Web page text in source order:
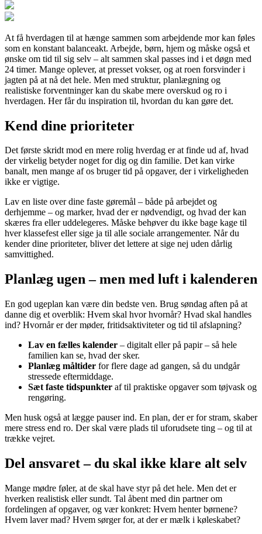
At få hverdagen til at hænge sammen som arbejdende mor kan føles
som en konstant balanceakt. Arbejde, børn, hjem og måske også et
ønske om tid til sig selv – alt sammen skal passes ind i et døgn med
24 timer. Mange oplever, at presset vokser, og at roen forsvinder i
jagten på at nå det hele. Men med struktur, planlægning og
realistiske forventninger kan du skabe mere overskud og ro i
hverdagen. Her får du inspiration til, hvordan du kan gøre det.
Kend dine prioriteter
Det første skridt mod en mere rolig hverdag er at finde ud af, hvad
der virkelig betyder noget for dig og din familie. Det kan virke
banalt, men mange af os bruger tid på opgaver, der i virkeligheden
ikke er vigtige.
Lav en liste over dine faste gøremål – både på arbejdet og
derhjemme – og marker, hvad der er nødvendigt, og hvad der kan
skæres fra eller uddelegeres. Måske behøver du ikke bage kage til
hver klassefest eller sige ja til alle sociale arrangementer. Når du
kender dine prioriteter, bliver det lettere at sige nej uden dårlig
samvittighed.
Planlæg ugen – men med luft i kalenderen
En god ugeplan kan være din bedste ven. Brug søndag aften på at
danne dig et overblik: Hvem skal hvor hvornår? Hvad skal handles
ind? Hvornår er der møder, fritidsaktiviteter og tid til afslapning?
Lav en fælles kalender – digitalt eller på papir – så hele
familien kan se, hvad der sker.
Planlæg måltider for flere dage ad gangen, så du undgår
stressede eftermiddage.
Sæt faste tidspunkter af til praktiske opgaver som tøjvask og
rengøring.
Men husk også at lægge pauser ind. En plan, der er for stram, skaber
mere stress end ro. Der skal være plads til uforudsete ting – og til at
trække vejret.
Del ansvaret – du skal ikke klare alt selv
Mange mødre føler, at de skal have styr på det hele. Men det er
hverken realistisk eller sundt. Tal åbent med din partner om
fordelingen af opgaver, og vær konkret: Hvem henter børnene?
Hvem laver mad? Hvem sørger for, at der er mælk i køleskabet?